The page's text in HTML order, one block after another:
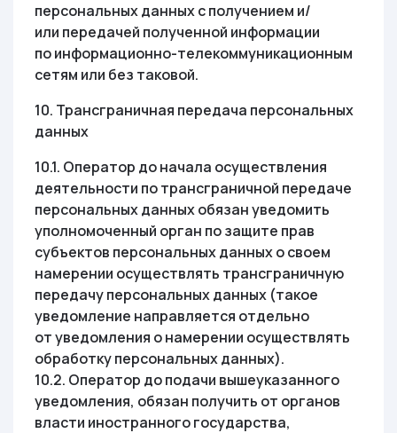
персональных данных с получением и/
или передачей полученной информации
по информационно-телекоммуникационным
сетям или без таковой.
10. Трансграничная передача персональных
данных
10.1. Оператор до начала осуществления
деятельности по трансграничной передаче
персональных данных обязан уведомить
уполномоченный орган по защите прав
субъектов персональных данных о своем
намерении осуществлять трансграничную
передачу персональных данных (такое
уведомление направляется отдельно
от уведомления о намерении осуществлять
обработку персональных данных).
10.2. Оператор до подачи вышеуказанного
уведомления, обязан получить от органов
власти иностранного государства,